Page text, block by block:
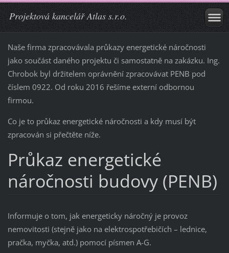
Projektová kancelář Atlas s.r.o.
Naše firma zpracovávala průkazy energetické náročnosti
jako součást daného projektu či samostatně na zakázku. Ing.
Chrobok byl držitelem oprávnění zpracovávat PENB pod
číslem 0922. Od roku 2016 řešíme externí odbornou
firmou.
Co je to průkaz energetické náročnosti a kdy musí být
zpracován si přečtěte níže.
Průkaz energetické
náročnosti budovy (PENB)
Informuje o tom, jak energeticky náročný je provoz
nemovitosti (stejně jako na elektrospotřebičích – lednice,
pračka, myčka, atd.) pomocí písmen A-G.